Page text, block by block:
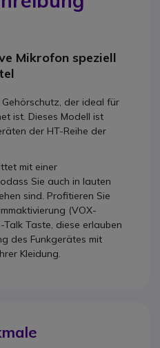
Mikrofon speziell
Gehörschutz, der ideal für
ist. Dieses Modell ist
der HT-Reihe der
mit einer
Sie auch in lauten
sind. Profitieren Sie
(VOX-
Taste, diese erlauben
des Funkgerätes mit
Kleidung.